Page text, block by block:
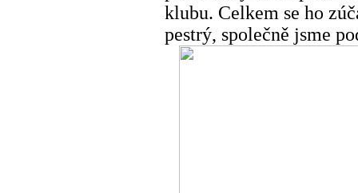
klubu. Celkem se ho
pestrý, společně jsme